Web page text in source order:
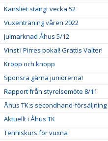
Kansliet stängt vecka 52
Vuxenträning våren 2022
Julmarknad Åhus 5/12
Vinst i Pirres pokal! Grattis Valter!
Kropp och knopp
Sponsra gärna juniorerna!
Rapport från styrelsemöte 8/11
Åhus TK:s secondhand-
Aktuellt i Åhus TK
Tenniskurs för vuxna